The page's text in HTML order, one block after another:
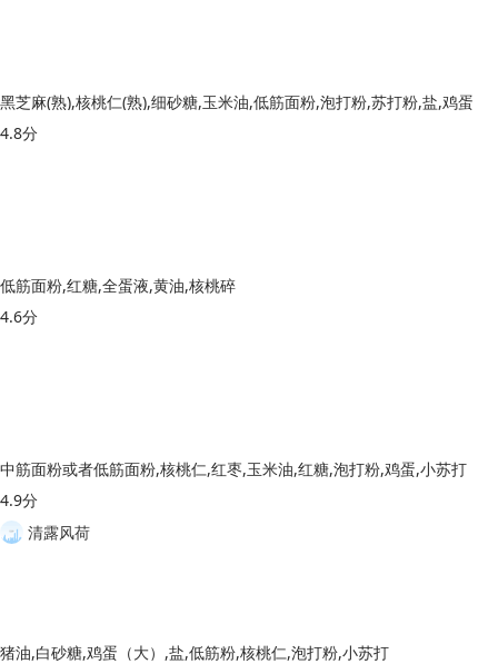
黑芝麻(熟),核桃仁(熟),细砂糖,玉米油,低筋面粉,泡打粉,苏打粉,盐,鸡蛋
4.8分
低筋面粉,红糖,全蛋液,黄油,核桃碎
4.6分
中筋面粉或者低筋面粉,核桃仁,红枣,玉米油,红糖,泡打粉,鸡蛋,小苏打
4.9分
清露风荷
猪油,白砂糖,鸡蛋（大）,盐,低筋粉,核桃仁,泡打粉,小苏打